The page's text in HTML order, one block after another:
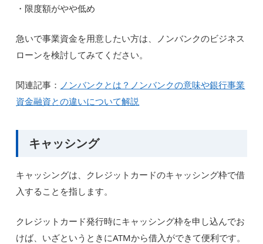
・限度額がやや低め
急いで事業資金を用意したい方は、ノンバンクのビジネス
ローンを検討してみてください。
関連記事： ノンバンクとは？ノンバンクの意味や銀行事業
資金融資との違いについて解説
キャッシング
キャッシングは、クレジットカードのキャッシング枠で借
入することを指します。
クレジットカード発行時にキャッシング枠を申し込んでお
けば、いざというときにATMから借入ができて便利です。